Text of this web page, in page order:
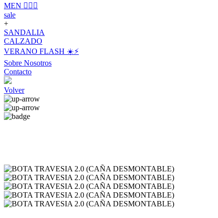
MEN 🙋🏽‍♂️
sale
+
SANDALIA
CALZADO
VERANO FLASH ☀️⚡️
Sobre Nosotros
Contacto
Volver